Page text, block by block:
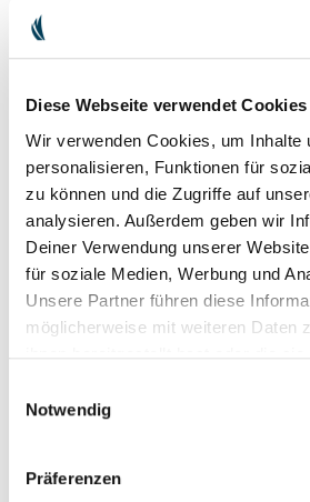
Diese Webseite verwendet Cookies
Wir verwenden Cookies, um Inhalte
personalisieren, Funktionen für
zu können und die Zugriffe auf
analysieren. Außerdem geben wir
Deiner Verwendung unserer
für soziale Medien, Werbung und
Unsere Partner führen diese
möglicherweise mit weiteren Daten
Notwendig
Präferenzen
PARTY
MACHEN